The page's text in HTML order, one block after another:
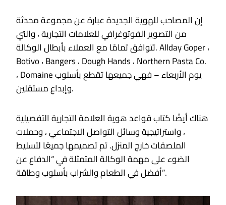
إن المصاحب للهوية الجديدة عبارة عن مجموعة محدثة
من التصوير الفوتوغرافي للعلامات التجارية ، والتي
تتوافق تمامًا مع العملاء بأبطال الوكالة. Allday Goper ،
Botivo ، Bangers ، Dough Hands ، Northern Pasta Co.
، Domaine يوم الأربعاء – فهي جميعها تقطع بأسلوب
وإبداع مستقلين.
هناك أيضًا كتاب قواعد هوية العلامة التجارية التفصيلية
، واستراتيجية وسائل التواصل الاجتماعي ، وحملات
الملصقات خارج المنزل. تم تصميمها جميعًا لتسليط
الضوء على مهمة الوكالة المتمثلة في “الدفاع عن
أفضل في الطعام والشراب بأسلوب وطاقة”.